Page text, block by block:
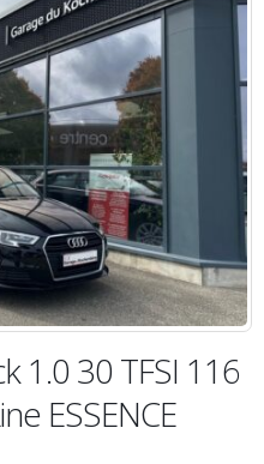
1.0 30 TFSI 116
ESSENCE